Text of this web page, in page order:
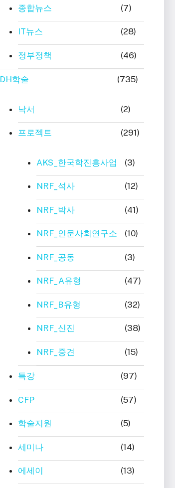
종합뉴스 (7)
IT뉴스 (28)
정부정책 (46)
DH학술 (735)
낙서 (2)
프로젝트 (291)
AKS_한국학진흥사업 (3)
NRF_석사 (12)
NRF_박사 (41)
NRF_인문사회연구소 (10)
NRF_공동 (3)
NRF_A유형 (47)
NRF_B유형 (32)
NRF_신진 (38)
NRF_중견 (15)
특강 (97)
CFP (57)
학술지원 (5)
세미나 (14)
에세이 (13)